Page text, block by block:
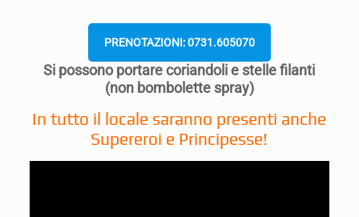
PRENOTAZIONI: 0731.605070
Si possono portare coriandoli e stelle filanti
(non bombolette spray)
In tutto il locale saranno presenti anche
Supereroi e Principesse!